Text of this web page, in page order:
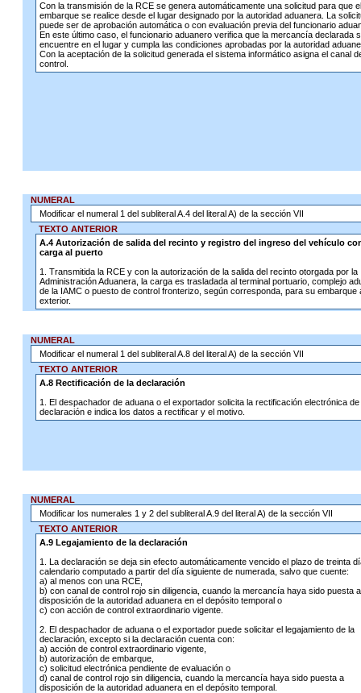
Con la transmisión de la RCE se genera automáticamente una solicitud para que el
embarque se realice desde el lugar designado por la autoridad aduanera. La
puede ser de aprobación automática o con evaluación previa del funcionario
En este último caso, el funcionario aduanero verifica que la mercancía declarada
encuentre en el lugar y cumpla las condiciones aprobadas por la autoridad
Con la aceptación de la solicitud generada el sistema informático asigna el canal
control.
NUMERAL
Modificar el numeral 1 del subliteral A.4 del literal A) de la sección VII
TEXTO ANTERIOR
A.4 Autorización de salida del recinto y registro del ingreso del vehículo
carga al puerto
1. Transmitida la RCE y con la autorización de la salida del recinto otorgada por la
Administración Aduanera, la carga es trasladada al terminal portuario, complejo
de la IAMC o puesto de control fronterizo, según corresponda, para su embarque
exterior.
NUMERAL
Modificar el numeral 1 del subliteral A.8 del literal A) de la sección VII
TEXTO ANTERIOR
A.8 Rectificación de la declaración
1. El despachador de aduana o el exportador solicita la rectificación electrónica de
declaración e indica los datos a rectificar y el motivo.
NUMERAL
Modificar los numerales 1 y 2 del subliteral A.9 del literal A) de la sección VII
TEXTO ANTERIOR
A.9 Legajamiento de la declaración
1. La declaración se deja sin efecto automáticamente vencido el plazo de treinta
calendario computado a partir del día siguiente de numerada, salvo que cuente:
a) al menos con una RCE,
b) con canal de control rojo sin diligencia, cuando la mercancía haya sido puesta a
disposición de la autoridad aduanera en el depósito temporal o
c) con acción de control extraordinario vigente.
2. El despachador de aduana o el exportador puede solicitar el legajamiento de la
declaración, excepto si la declaración cuenta con:
a) acción de control extraordinario vigente,
b) autorización de embarque,
c) solicitud electrónica pendiente de evaluación o
d) canal de control rojo sin diligencia, cuando la mercancía haya sido puesta a
disposición de la autoridad aduanera en el depósito temporal.